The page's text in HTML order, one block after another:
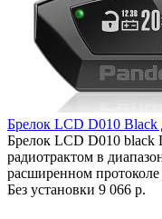
Брелок LCD D010 Black
Брелок LCD D010 black
радиотрактом в
расширенном протоколе
Без установки 9 066 р.